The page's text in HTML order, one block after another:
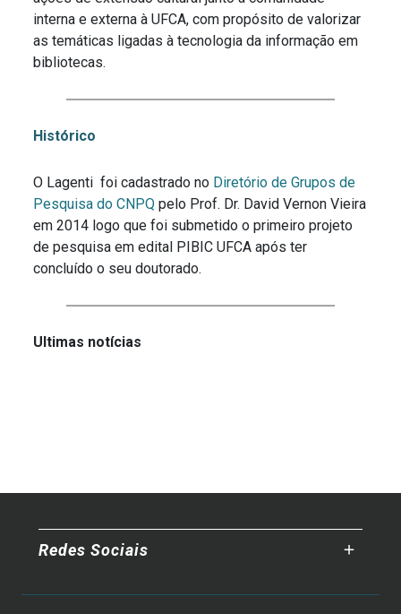
interna e externa à UFCA, com propósito de valorizar
as temáticas ligadas à tecnologia da informação em
bibliotecas.
Histórico
O Lagenti foi cadastrado no Diretório de Grupos de
Pesquisa do CNPQ pelo Prof. Dr. David Vernon Vieira
em 2014 logo que foi submetido o primeiro projeto
de pesquisa em edital PIBIC UFCA após ter
concluído o seu doutorado.
Ultimas notícias
Redes Sociais